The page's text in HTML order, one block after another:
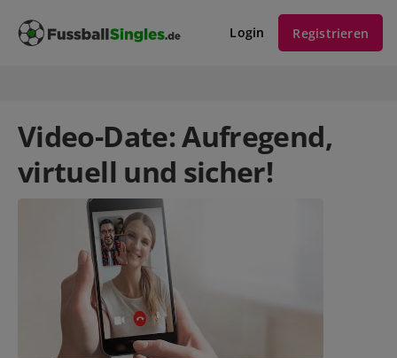
Login Registrieren
Video-Date: Aufregend,
virtuell und sicher!